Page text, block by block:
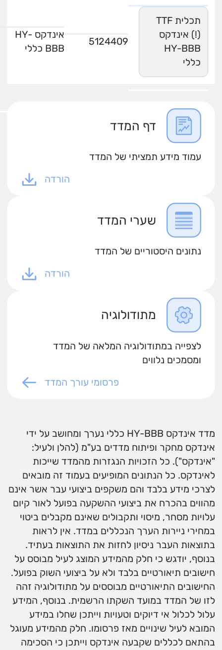
תכלית TTF
(!) אינדקס
HY-BBB
כללי
5124409
אינדקס HY-
BBB כללי
דף המדד
עמוד מידע תמציתי של המדד
הורדה
שערי המדד
נתונים היסטוריים של המדד
הורדה
מתודולוגיה
לצפייה במתודולוגיה המלאה של המדד
ומסמכים נלווים
פרסומי עורך המדד
מדד אינדקס HY-BBB כללי נערך ומחושב על ידי
אינדקס מחקר ופיתוח מדדים בע"מ (להלן ולעיל:
"אינדקס"). כל הזכויות הנגזרות מהמדד שייכות
לאינדקס. כל הנתונים המופיעים בעמוד זה מובאים
לצרכי מידע בלבד והם משקפים ביצועי עבר אשר אינם
מהווים בהכרח את ביצועי ההשקעה בפועל לאור קיום
עלויות מסחר, מיסוי ותקבולים שאינם מקבלים ביטוי
במחירי ניירות הערך הנכללים במדד. אין לראות
בתוצאות העבר ניסיון לחזות את התוצאות בעתיד.
בנוסף, יודגש כי חלק מהמידע המוצג לעיל מבוסס על
חישובים תיאורטיים בלבד ולא על ביצועי השוק בפועל.
החישובים התיאורטיים מבוססים על מתודולוגיה זהה
לזו של המדד במועד השקתו הרשמית. בנוסף, המידע
עלול לכלול אי דיוקים וטעויות וייתכן שחלו במידע
המובא לעיל שינויים מאז פרסומו. חלק מהמידע מעוגל
בהתאם לכללים שקבעה אינדקס וייתכן כי הסכימה